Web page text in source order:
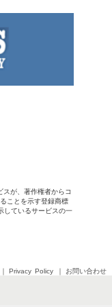
が、著作権者からコ
ことを示す登録商標
しているサービスの一
Privacy Policy お問い合わせ